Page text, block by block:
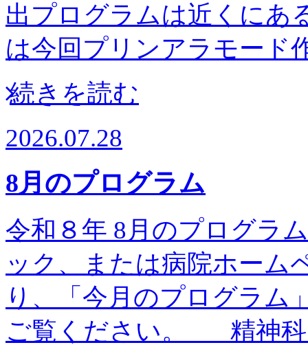
出プログラムは近くにあ
は今回プリンアラモー
続きを読む
2026.07.28
8月のプログラム
令和８年 8月のプログラ
ック、または病院ホーム
り、「今月のプログラム
ご覧ください。 精神科